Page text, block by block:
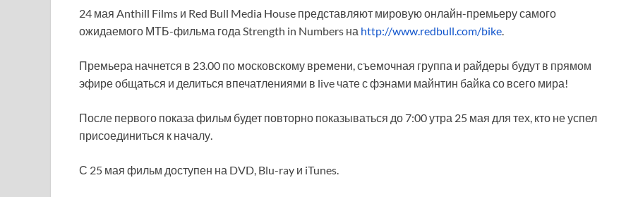
24 мая Anthill Films и Red Bull Media House представляют мировую онлайн-премьеру самого
ожидаемого МТБ-фильма года Strength in Numbers на http://www.redbull.com/bike.
Премьера начнется в 23.00 по московскому времени, съемочная группа и райдеры будут в прямом
эфире общаться и делиться впечатлениями в live чате с фэнами майнтин байка со всего мира!
После первого показа фильм будет повторно показываться до 7:00 утра 25 мая для тех, кто не успел
присоединиться к началу.
С 25 мая фильм доступен на DVD, Blu-ray и iTunes.